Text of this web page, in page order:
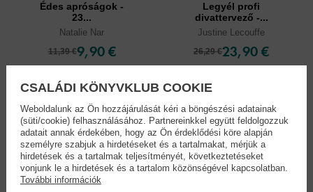
Édes apróságok -
23...
Natalie Nar
11,39 €9,90 €
Legyél profi
divattervező -...
Justine Lecouffe
26,29 €23,90 €
CSALÁDI KÖNYVKLUB COOKIE
Weboldalunk az Ön hozzájárulását kéri a böngészési adatainak
(süti/cookie) felhasználásához. Partnereinkkel együtt feldolgozzuk
adatait annak érdekében, hogy az Ön érdeklődési köre alapján
személyre szabjuk a hirdetéseket és a tartalmakat, mérjük a
hirdetések és a tartalmak teljesítményét, következtetéseket
vonjunk le a hirdetések és a tartalom közönségével kapcsolatban.
További információk